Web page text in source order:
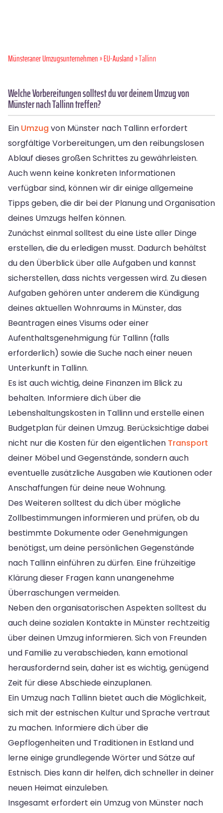
Münsteraner Umzugsunternehmen»EU-Ausland» Tallinn
Welche Vorbereitungen solltest du vor deinem Umzug von
Münster nach Tallinn treffen?
Ein Umzug von Münster nach Tallinn erfordert
sorgfältige Vorbereitungen, um den reibungslosen
Ablauf dieses großen Schrittes zu gewährleisten.
Auch wenn keine konkreten Informationen
verfügbar sind, können wir dir einige allgemeine
Tipps geben, die dir bei der Planung und Organisation
deines Umzugs helfen können.
Zunächst einmal solltest du eine Liste aller Dinge
erstellen, die du erledigen musst. Dadurch behältst
du den Überblick über alle Aufgaben und kannst
sicherstellen, dass nichts vergessen wird. Zu diesen
Aufgaben gehören unter anderem die Kündigung
deines aktuellen Wohnraums in Münster, das
Beantragen eines Visums oder einer
Aufenthaltsgenehmigung für Tallinn (falls
erforderlich) sowie die Suche nach einer neuen
Unterkunft in Tallinn.
Es ist auch wichtig, deine Finanzen im Blick zu
behalten. Informiere dich über die
Lebenshaltungskosten in Tallinn und erstelle einen
Budgetplan für deinen Umzug. Berücksichtige dabei
nicht nur die Kosten für den eigentlichen Transport
deiner Möbel und Gegenstände, sondern auch
eventuelle zusätzliche Ausgaben wie Kautionen oder
Anschaffungen für deine neue Wohnung.
Des Weiteren solltest du dich über mögliche
Zollbestimmungen informieren und prüfen, ob du
bestimmte Dokumente oder Genehmigungen
benötigst, um deine persönlichen Gegenstände
nach Tallinn einführen zu dürfen. Eine frühzeitige
Klärung dieser Fragen kann unangenehme
Überraschungen vermeiden.
Neben den organisatorischen Aspekten solltest du
auch deine sozialen Kontakte in Münster rechtzeitig
über deinen Umzug informieren. Sich von Freunden
und Familie zu verabschieden, kann emotional
herausfordernd sein, daher ist es wichtig, genügend
Zeit für diese Abschiede einzuplanen.
Ein Umzug nach Tallinn bietet auch die Möglichkeit,
sich mit der estnischen Kultur und Sprache vertraut
zu machen. Informiere dich über die
Gepflogenheiten und Traditionen in Estland und
lerne einige grundlegende Wörter und Sätze auf
Estnisch. Dies kann dir helfen, dich schneller in deiner
neuen Heimat einzuleben.
Insgesamt erfordert ein Umzug von Münster nach